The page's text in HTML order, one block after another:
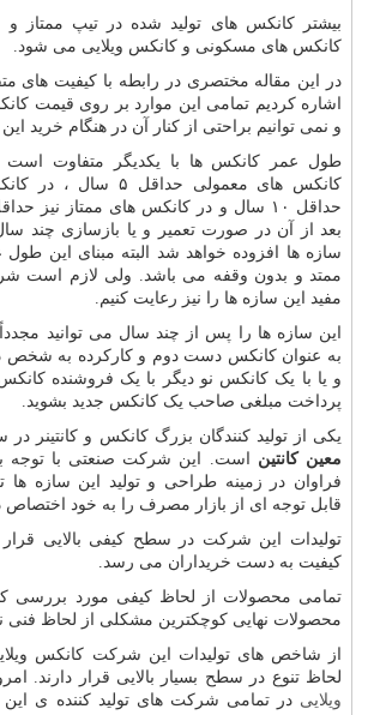
بیشتر کانکس های تولید شده در تیپ ممتاز
کانکس های مسکونی و کانکس ویلایی می شود.
در این مقاله مختصری در رابطه با کیفیت های
اشاره کردیم تمامی این موارد بر روی قیمت
و نمی توانیم براحتی از کنار آن در هنگام خرید
طول عمر کانکس ها با یکدیگر متفاوت
کانکس های معمولی حداقل
بعد از آن در صورت تعمیر و یا بازسازی چند
سازه ها افزوده خواهد شد البته مبنای این طول
ممتد و بدون وقفه می باشد. ولی لازم است
مفید این سازه ها را نیز رعایت کنیم.
این سازه ها را پس از چند سال می توانید
به عنوان کانکس دست دوم و کارکرده به شخص
و یا با یک کانکس نو دیگر با یک فروشنده کانکس
پرداخت مبلغی صاحب یک کانکس جدید بشوید.
یکی از تولید کنندگان بزرگ کانکس و کانتینر
معین کانتین است. این شرکت صنعتی با توجه
فراوان در زمینه طراحی و تولید این سازه
قابل توجه ای از بازار مصرف را به خود اختصاص
تولیدات این شرکت در سطح کیفی بالایی قرار
کیفیت به دست خریداران می رسد.
تمامی محصولات از لحاظ کیفی مورد بررسی
محصولات نهایی کوچکترین مشکلی از لحاظ فنی
از شاخص های تولیدات این شرکت کانکس
لحاظ تنوع در سطح بسیار بالایی قرار دارند.
ویلایی در تمامی شرکت های تولید کننده ی این